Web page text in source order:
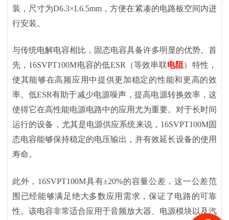
装，尺寸为D6.3×L6.5mm，方便在紧凑的电路板空间内进
行安装。
与传统电解电容相比，固态电容具备许多明显的优势。首
先， 16SVPT100M电容的低ESR（等效串联电阻 ）特性，
使其能够在高频应用中提供更加稳定的性能和更高的效
率。低ESR有助于减少电源噪声，提高电源转换效率，这
使得它在高性能电源电路中的应用尤为重要。对于长时间
运行的设备，尤其是电源供应系统来说，16SVPT100M固
态电容能够保持稳定的电压输出，并有效延长设备的使用
寿命。
此外， 16SVPT100M具有±20%的容量公差，这一公差范
围已经能够满足绝大多数应用需求，保证了电路的可靠
性。该电容非常适合应用于音频放大器、电源模块以及汽